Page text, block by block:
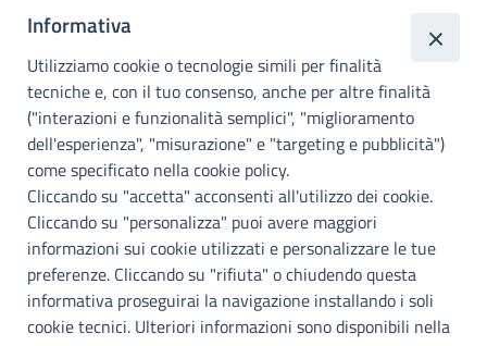
Città
metropolitana di
Palermo
INFO E CONTATTI
I nostri canali social
Accessibilità
Città Metropolitana di Palermo si impegna a rendere il proprio sito
web accessibile, conformemente al D.lgs. 10 agosto 2018, n°106
che ha recepito la direttiva UE 2016/2102 del Parlamento euopeo e
del Consiglio.
Informativa
Utilizziamo cookie o tecnologie simili per finalità
tecniche e, con il tuo consenso, anche per altre finalità
("interazioni e funzionalità semplici", "miglioramento
dell'esperienza", "misurazione" e "targeting e pubblicità")
come specificato nella cookie policy.
Cliccando su "accetta" acconsenti all'utilizzo dei cookie.
Cliccando su "personalizza" puoi avere maggiori
informazioni sui cookie utilizzati e personalizzare le tue
preferenze. Cliccando su "rifiuta" o chiudendo questa
informativa proseguirai la navigazione installando i soli
cookie tecnici. Ulteriori informazioni sono disponibili nella